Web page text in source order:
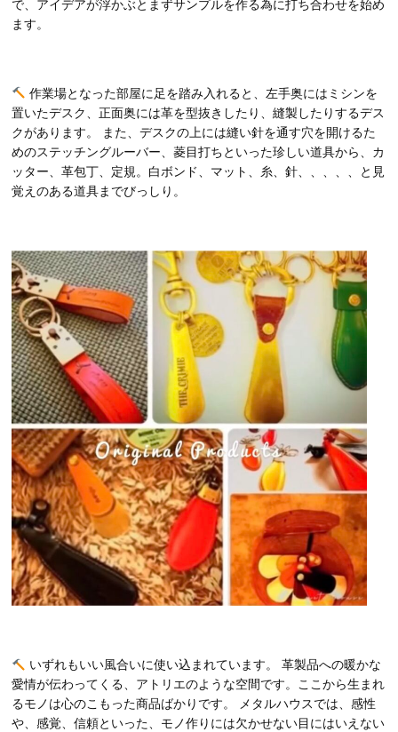
で、アイデアが浮かぶとまずサンプルを作る為に打ち合わせを始め
ます。
作業場となった部屋に足を踏み入れると、左手奥にはミシンを
置いたデスク、正面奥には革を型抜きしたり、縫製したりするデス
クがあります。 また、デスクの上には縫い針を通す穴を開けるた
めのステッチングルーバー、菱目打ちといった珍しい道具から、カ
ッター、革包丁、定規。白ボンド、マット、糸、針、、、、、と見
覚えのある道具までびっしり。
いずれもいい風合いに使い込まれています。 革製品への暖かな
愛情が伝わってくる、アトリエのような空間です。ここから生まれ
るモノは心のこもった商品ばかりです。 メタルハウスでは、感性
や、感覚、信頼といった、モノ作りには欠かせない目にはいえない